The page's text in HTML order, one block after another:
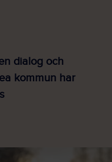
dialog och
kommun har